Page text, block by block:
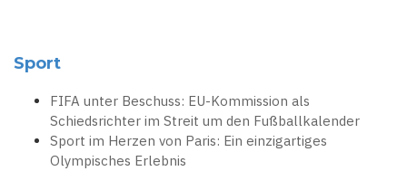
Sport
FIFA unter Beschuss: EU-Kommission als
Schiedsrichter im Streit um den Fußballkalender
Sport im Herzen von Paris: Ein einzigartiges
Olympisches Erlebnis